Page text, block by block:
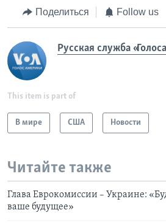
Поделиться Follow us
Русская служба
This item is part of
В мире США Новости
Читайте также
Глава Еврокомиссии – Украине:
ваше будущее»